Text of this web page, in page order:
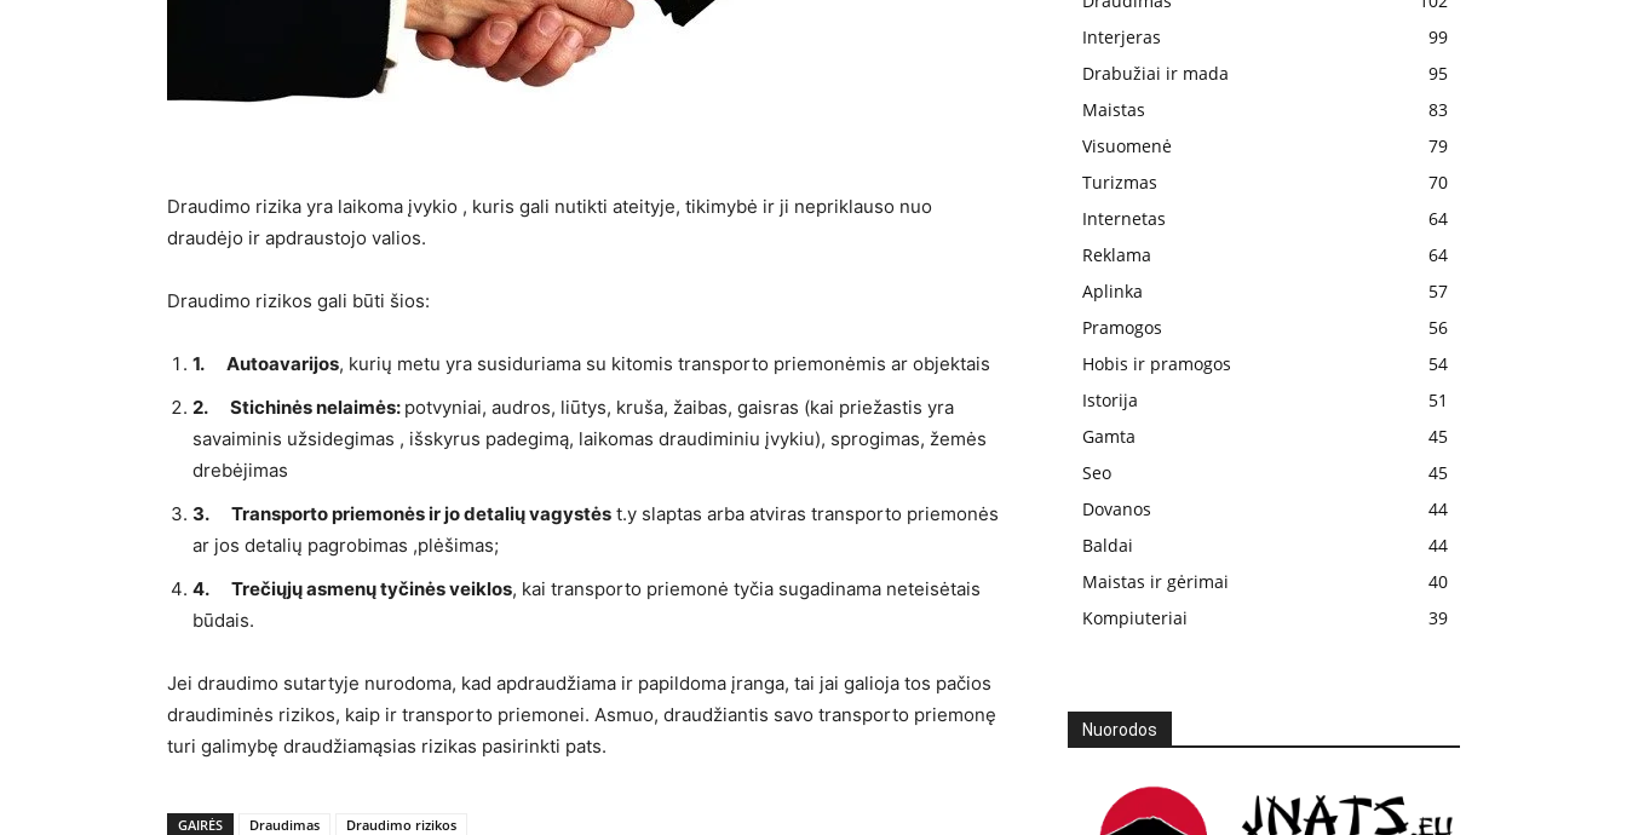
Draudimo rizika yra laikoma įvykio , kuris gali nutikti ateityje, tikimybė ir ji nepriklauso nuo
draudėjo ir apdraustojo valios.
Draudimo rizikos gali būti šios:
1. Autoavarijos, kurių metu yra susiduriama su kitomis transporto priemonėmis ar objektais
2. Stichinės nelaimės: potvyniai, audros, liūtys, kruša, žaibas, gaisras (kai priežastis yra
savaiminis užsidegimas , išskyrus padegimą, laikomas draudiminiu įvykiu), sprogimas, žemės
drebėjimas
3. Transporto priemonės ir jo detalių vagystės t.y slaptas arba atviras transporto priemonės
ar jos detalių pagrobimas ,plėšimas;
4. Trečiųjų asmenų tyčinės veiklos, kai transporto priemonė tyčia sugadinama neteisėtais
būdais.
Jei draudimo sutartyje nurodoma, kad apdraudžiama ir papildoma įranga, tai jai galioja tos pačios
draudiminės rizikos, kaip ir transporto priemonei. Asmuo, draudžiantis savo transporto priemonę
turi galimybę draudžiamąsias rizikas pasirinkti pats.
GAIRĖS Draudimas Draudimo rizikos
Interjeras
99
Drabužiai ir mada
95
Maistas
83
Visuomenė
79
Turizmas
70
Internetas
64
Reklama
64
Aplinka
57
Pramogos
56
Hobis ir pramogos
54
Istorija
51
Gamta
45
Seo
45
Dovanos
44
Baldai
44
Maistas ir gėrimai
40
Kompiuteriai
39
Nuorodos